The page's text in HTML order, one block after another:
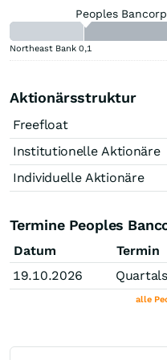
Peoples
Northeast Bank 0,1
Aktionärsstruktur
Freefloat
Institutionelle Aktionäre
Individuelle Aktionäre
Termine Peoples
Datum
Termin
19.10.2026
alle